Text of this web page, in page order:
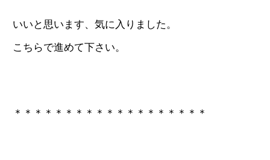
いいと思います、 気に入りました。
こちらで進めて下さい。
＊＊＊＊＊＊＊＊＊＊＊＊＊＊＊＊＊＊＊